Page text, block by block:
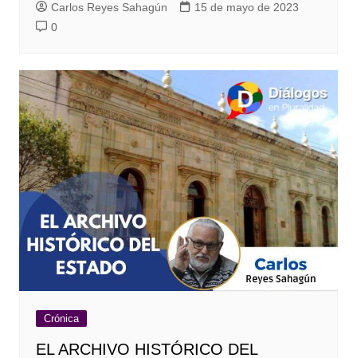
Carlos Reyes Sahagún
15 de mayo de 2023
0
Crónica
EL ARCHIVO HISTÓRICO DEL